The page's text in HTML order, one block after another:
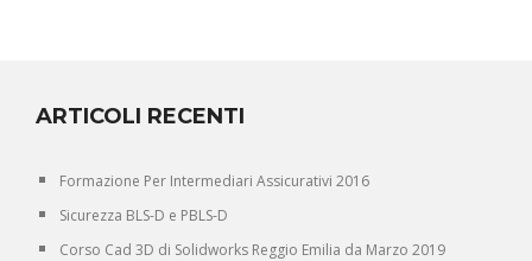
ARTICOLI RECENTI
Formazione Per Intermediari Assicurativi 2016
Sicurezza BLS-D e PBLS-D
Corso Cad 3D di Solidworks Reggio Emilia da Marzo 2019